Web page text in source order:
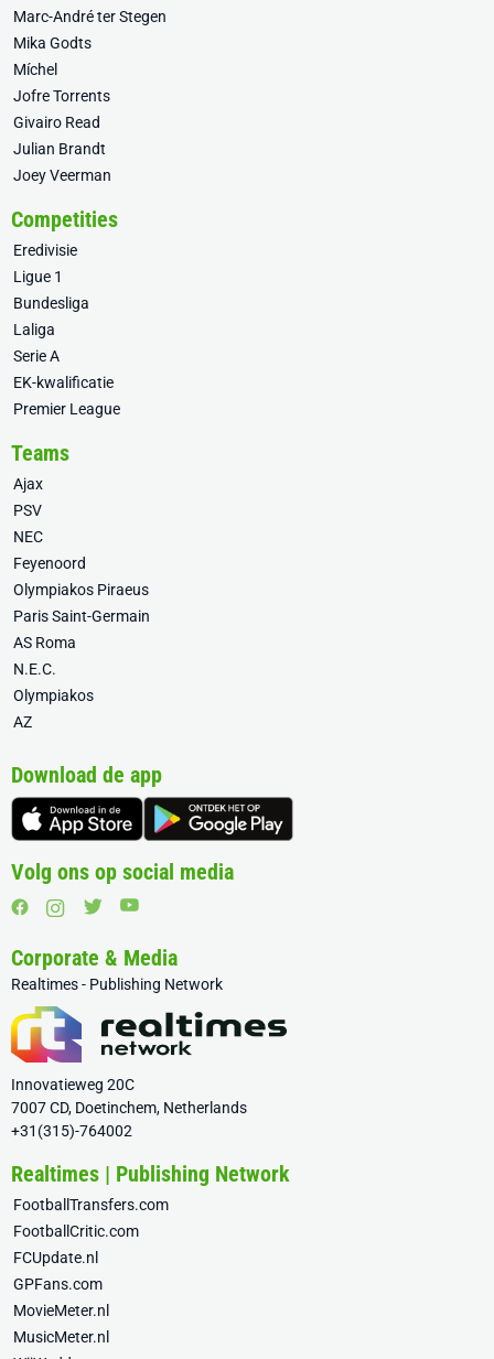
Marc-André ter Stegen
Mika Godts
Míchel
Jofre Torrents
Givairo Read
Julian Brandt
Joey Veerman
Competities
Eredivisie
Ligue 1
Bundesliga
Laliga
Serie A
EK-kwalificatie
Premier League
Teams
Ajax
PSV
NEC
Feyenoord
Olympiakos Piraeus
Paris Saint-Germain
AS Roma
N.E.C.
Olympiakos
AZ
Download de app
Volg ons op social media
Corporate & Media
Realtimes - Publishing Network
Innovatieweg 20C
7007 CD, Doetinchem, Netherlands
+31(315)-764002
Realtimes | Publishing Network
FootballTransfers.com
FootballCritic.com
FCUpdate.nl
GPFans.com
MovieMeter.nl
MusicMeter.nl